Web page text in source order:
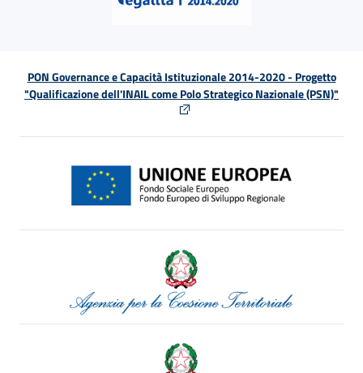
PON Governance e Capacità Istituzionale 2014-2020 - Progetto
"Qualificazione dell'INAIL come Polo Strategico Nazionale (PSN)"